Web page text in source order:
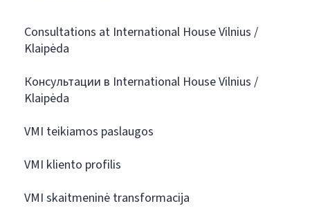
Consultations at International House Vilnius /
Klaipėda
Консультации в International House Vilnius /
Klaipėda
VMI teikiamos paslaugos
VMI kliento profilis
VMI skaitmeninė transformacija